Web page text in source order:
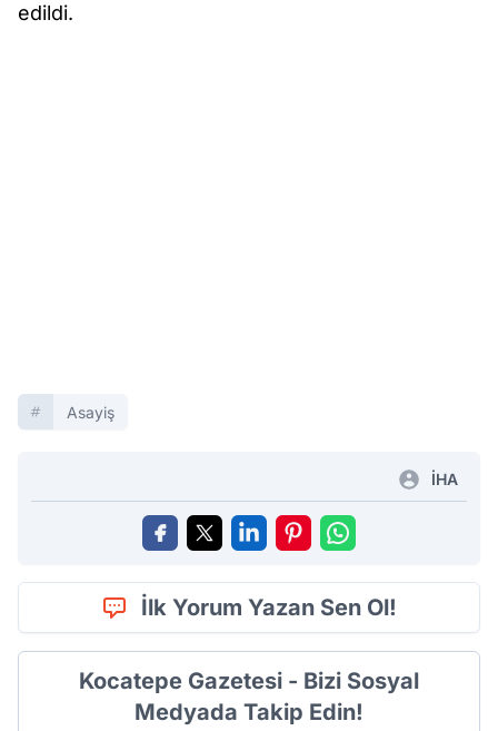
edildi.
Asayiş
İHA
İlk Yorum Yazan Sen Ol!
Kocatepe Gazetesi - Bizi Sosyal
Medyada Takip Edin!